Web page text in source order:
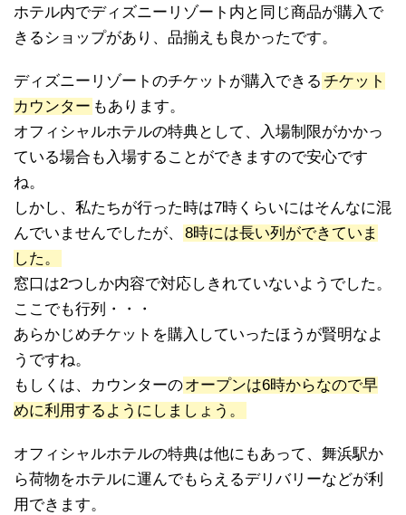
ホテル内でディズニーリゾート内と同じ商品が購入で
きるショップがあり、品揃えも良かったです。
ディズニーリゾートのチケットが購入できる チケット
カウンター もあります。
オフィシャルホテルの特典として、入場制限がかかっ
ている場合も入場することができますので安心です
ね。
しかし、私たちが行った時は7時くらいにはそんなに混
んでいませんでしたが、
8時には長い列ができていま
した。
窓口は2つしか内容で対応しきれていないようでした。
ここでも行列・・・
あらかじめチケットを購入していったほうが賢明なよ
うですね。
もしくは、カウンターのオープンは6時からなので早
めに利用するようにしましょう。
オフィシャルホテルの特典は他にもあって、舞浜駅か
ら荷物をホテルに運んでもらえるデリバリーなどが利
用できます。